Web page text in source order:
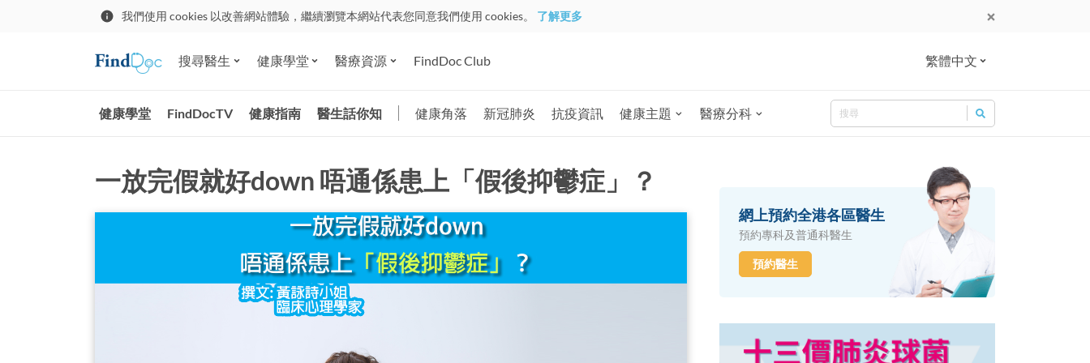
我們使用 cookies 以改善網站體驗，繼續瀏覽本網站代表您同意我們使用 cookies。 了解更多
搜尋醫生 健康學堂 醫療資源 FindDoc Club 繁體中文
健康學堂 FindDocTV 健康指南 醫生話你知 健康角落 新冠肺炎 抗疫資訊 健康主題 醫療分科
Search for:
Search
一放完假就好down 唔通係患上「假後抑鬱症」？
網上預約全港各區醫生
預約專科及普通科醫生
預約醫生